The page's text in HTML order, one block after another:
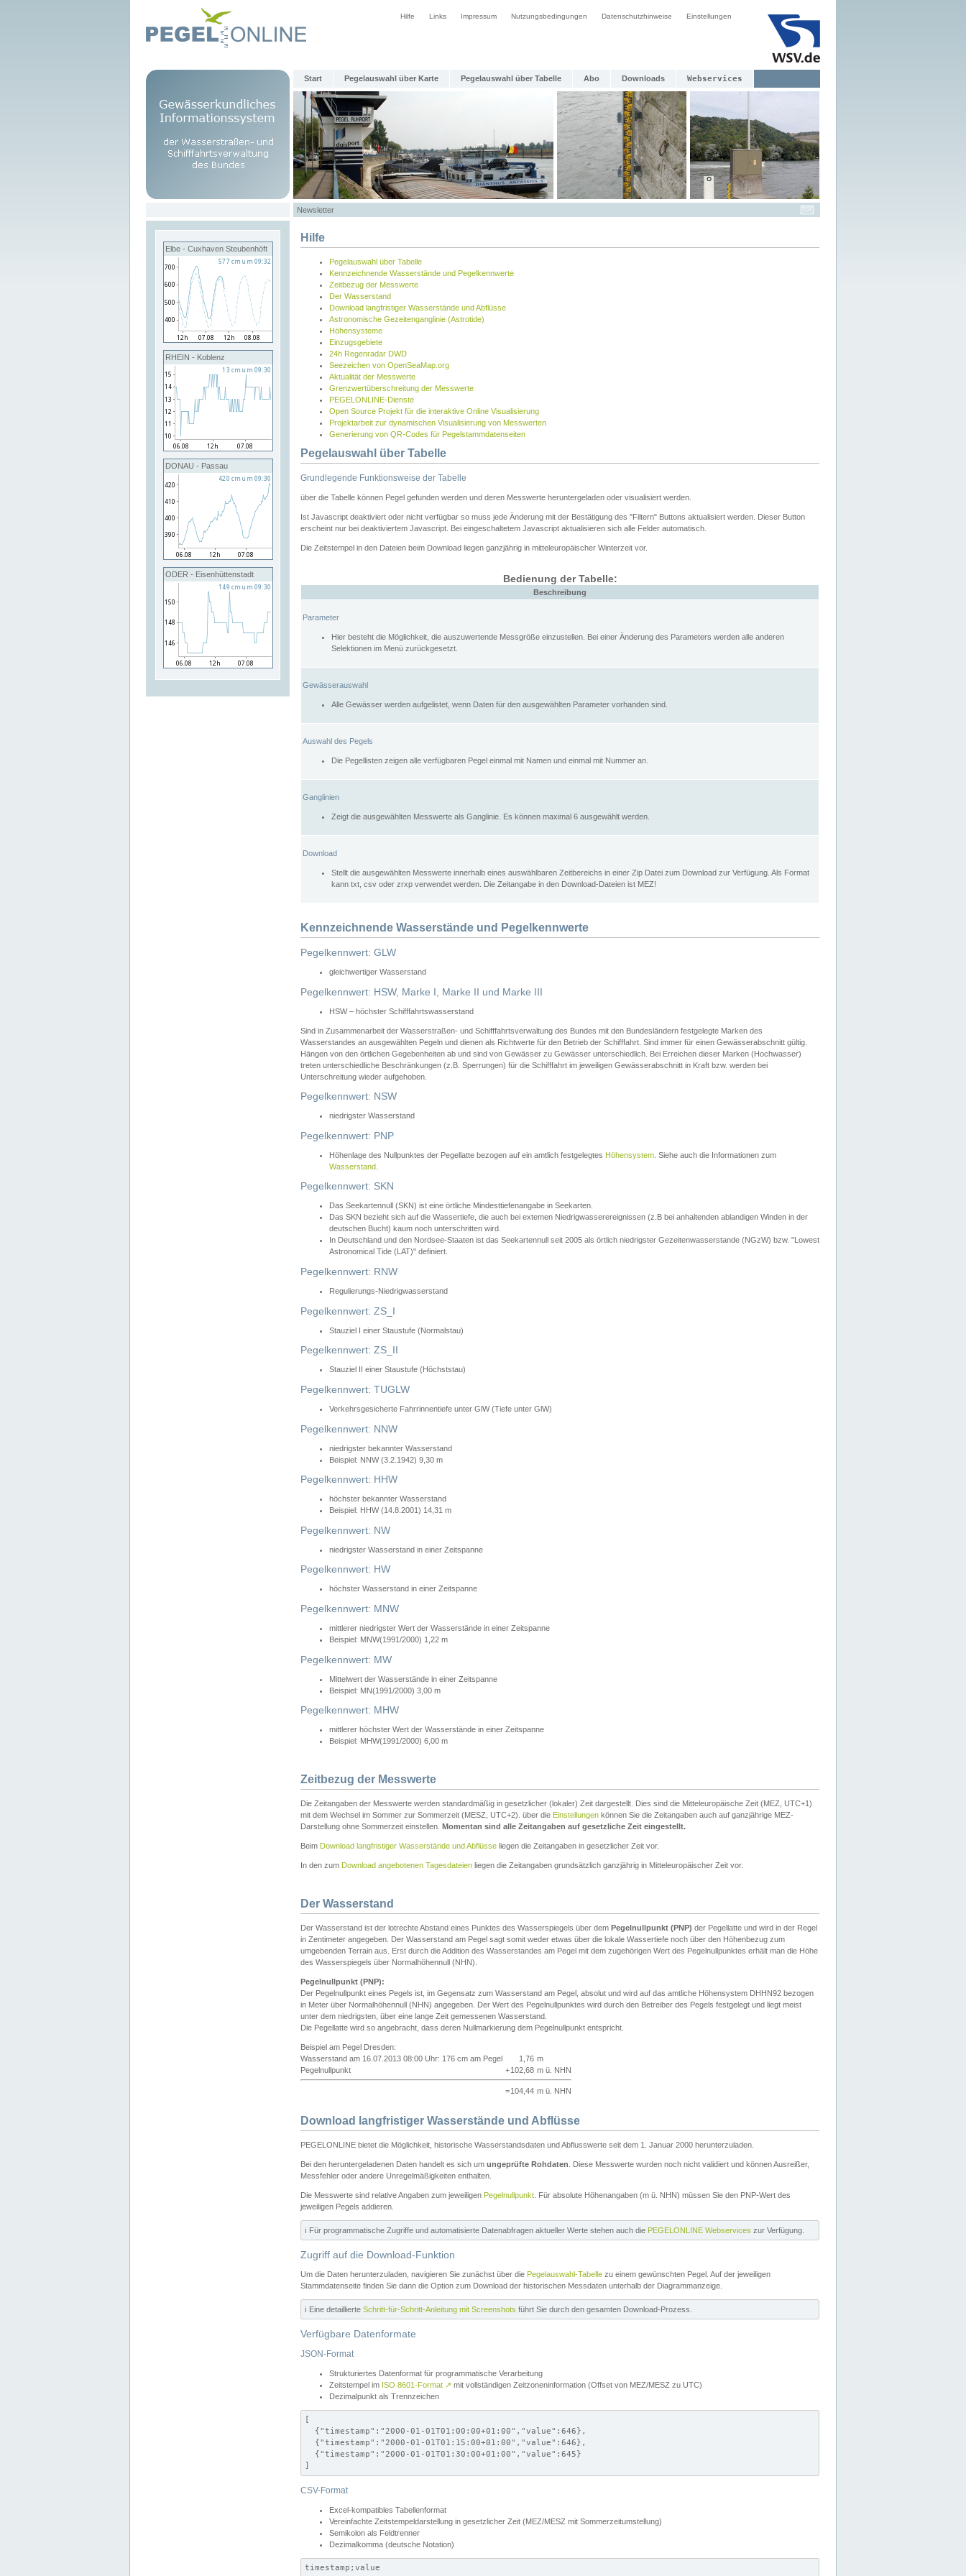
Hilfe Links Impressum Nutzungsbedingungen Datenschutzhinweise Einstellungen
Start Pegelauswahl über Karte Pegelauswahl über Tabelle Abo Downloads Webservices
Newsletter
Elbe - Cuxhaven Steubenhöft
RHEIN - Koblenz
DONAU - Passau
ODER - Eisenhüttenstadt
Hilfe
Pegelauswahl über Tabelle
Kennzeichnende Wasserstände und Pegelkennwerte
Zeitbezug der Messwerte
Der Wasserstand
Download langfristiger Wasserstände und Abflüsse
Astronomische Gezeitenganglinie (Astrotide)
Höhensysteme
Einzugsgebiete
24h Regenradar DWD
Seezeichen von OpenSeaMap.org
Aktualität der Messwerte
Grenzwertüberschreitung der Messwerte
PEGELONLINE-Dienste
Open Source Projekt für die interaktive Online Visualisierung
Projektarbeit zur dynamischen Visualisierung von Messwerten
Generierung von QR-Codes für Pegelstammdatenseiten
Pegelauswahl über Tabelle
Grundlegende Funktionsweise der Tabelle
über die Tabelle können Pegel gefunden werden und deren Messwerte heruntergeladen oder visualisiert werden.
Ist Javascript deaktiviert oder nicht verfügbar so muss jede Änderung mit der Bestätigung des "Filtern" Buttons aktualisiert werden. Dieser Button
erscheint nur bei deaktiviertem Javascript. Bei eingeschaltetem Javascript aktualisieren sich alle Felder automatisch.
Die Zeitstempel in den Dateien beim Download liegen ganzjährig in mitteleuropäischer Winterzeit vor.
Bedienung der Tabelle:
Beschreibung
Parameter
Hier besteht die Möglichkeit, die auszuwertende Messgröße einzustellen. Bei einer Änderung des Parameters werden alle anderen
Selektionen im Menü zurückgesetzt.
Gewässerauswahl
Alle Gewässer werden aufgelistet, wenn Daten für den ausgewählten Parameter vorhanden sind.
Auswahl des Pegels
Die Pegellisten zeigen alle verfügbaren Pegel einmal mit Namen und einmal mit Nummer an.
Ganglinien
Zeigt die ausgewählten Messwerte als Ganglinie. Es können maximal 6 ausgewählt werden.
Download
Stellt die ausgewählten Messwerte innerhalb eines auswählbaren Zeitbereichs in einer Zip Datei zum Download zur Verfügung. Als Format
kann txt, csv oder zrxp verwendet werden. Die Zeitangabe in den Download-Dateien ist MEZ!
Kennzeichnende Wasserstände und Pegelkennwerte
Pegelkennwert: GLW
gleichwertiger Wasserstand
Pegelkennwert: HSW, Marke I, Marke II und Marke III
HSW – höchster Schifffahrtswasserstand
Sind in Zusammenarbeit der Wasserstraßen- und Schifffahrtsverwaltung des Bundes mit den Bundesländern festgelegte Marken des
Wasserstandes an ausgewählten Pegeln und dienen als Richtwerte für den Betrieb der Schifffahrt. Sind immer für einen Gewässerabschnitt gültig.
Hängen von den örtlichen Gegebenheiten ab und sind von Gewässer zu Gewässer unterschiedlich. Bei Erreichen dieser Marken (Hochwasser)
treten unterschiedliche Beschränkungen (z.B. Sperrungen) für die Schifffahrt im jeweiligen Gewässerabschnitt in Kraft bzw. werden bei
Unterschreitung wieder aufgehoben.
Pegelkennwert: NSW
niedrigster Wasserstand
Pegelkennwert: PNP
Höhenlage des Nullpunktes der Pegellatte bezogen auf ein amtlich festgelegtes Höhensystem . Siehe auch die Informationen zum
Wasserstand
Pegelkennwert: SKN
Das Seekartennull (SKN) ist eine örtliche Mindesttiefenangabe in Seekarten.
Das SKN bezieht sich auf die Wassertiefe, die auch bei extemen Niedrigwasserereignissen (z.B bei anhaltenden ablandigen Winden in der
deutschen Bucht) kaum noch unterschritten wird.
In Deutschland und den Nordsee-Staaten ist das Seekartennull seit 2005 als örtlich niedrigster Gezeitenwasserstande (NGzW) bzw. "Lowest
Astronomical Tide (LAT)" definiert.
Pegelkennwert: RNW
Regulierungs-Niedrigwasserstand
Pegelkennwert: ZS_I
Stauziel I einer Staustufe (Normalstau)
Pegelkennwert: ZS_II
Stauziel II einer Staustufe (Höchststau)
Pegelkennwert: TUGLW
Verkehrsgesicherte Fahrrinnentiefe unter GlW (Tiefe unter GlW)
Pegelkennwert: NNW
niedrigster bekannter Wasserstand
Beispiel: NNW (3.2.1942) 9,30 m
Pegelkennwert: HHW
höchster bekannter Wasserstand
Beispiel: HHW (14.8.2001) 14,31 m
Pegelkennwert: NW
niedrigster Wasserstand in einer Zeitspanne
Pegelkennwert: HW
höchster Wasserstand in einer Zeitspanne
Pegelkennwert: MNW
mittlerer niedrigster Wert der Wasserstände in einer Zeitspanne
Beispiel: MNW(1991/2000) 1,22 m
Pegelkennwert: MW
Mittelwert der Wasserstände in einer Zeitspanne
Beispiel: MN(1991/2000) 3,00 m
Pegelkennwert: MHW
mittlerer höchster Wert der Wasserstände in einer Zeitspanne
Beispiel: MHW(1991/2000) 6,00 m
Zeitbezug der Messwerte
Die Zeitangaben der Messwerte werden standardmäßig in gesetzlicher (lokaler) Zeit dargestellt. Dies sind die Mitteleuropäische Zeit (MEZ, UTC+1)
mit dem Wechsel im Sommer zur Sommerzeit (MESZ, UTC+2). über die Einstellungen können Sie die Zeitangaben auch auf ganzjährige MEZ-
Darstellung ohne Sommerzeit einstellen. Momentan sind alle Zeitangaben auf gesetzliche Zeit eingestellt.
Beim Download langfristiger Wasserstände und Abflüsse liegen die Zeitangaben in gesetzlicher Zeit vor.
In den zum Download angebotenen Tagesdateien liegen die Zeitangaben grundsätzlich ganzjährig in Mitteleuropäischer Zeit vor.
Der Wasserstand
Der Wasserstand ist der lotrechte Abstand eines Punktes des Wasserspiegels über dem Pegelnullpunkt (PNP) der Pegellatte und wird in der Regel
in Zentimeter angegeben. Der Wasserstand am Pegel sagt somit weder etwas über die lokale Wassertiefe noch über den Höhenbezug zum
umgebenden Terrain aus. Erst durch die Addition des Wasserstandes am Pegel mit dem zugehörigen Wert des Pegelnullpunktes erhält man die Höhe
des Wasserspiegels über Normalhöhennull (NHN).
Pegelnullpunkt (PNP):
Der Pegelnullpunkt eines Pegels ist, im Gegensatz zum Wasserstand am Pegel, absolut und wird auf das amtliche Höhensystem DHHN92 bezogen
in Meter über Normalhöhennull (NHN) angegeben. Der Wert des Pegelnullpunktes wird durch den Betreiber des Pegels festgelegt und liegt meist
unter dem niedrigsten, über eine lange Zeit gemessenen Wasserstand.
Die Pegellatte wird so angebracht, dass deren Nullmarkierung dem Pegelnullpunkt entspricht.
Beispiel am Pegel Dresden:
Wasserstand am 16.07.2013 08:00 Uhr: 176 cm am Pegel
1,76 m
Pegelnullpunkt
+102,68 m ü. NHN
=104,44 m ü. NHN
Download langfristiger Wasserstände und Abflüsse
PEGELONLINE bietet die Möglichkeit, historische Wasserstandsdaten und Abflusswerte seit dem 1. Januar 2000 herunterzuladen.
Bei den heruntergeladenen Daten handelt es sich um ungeprüfte Rohdaten . Diese Messwerte wurden noch nicht validiert und können Ausreißer,
Messfehler oder andere Unregelmäßigkeiten enthalten.
Die Messwerte sind relative Angaben zum jeweiligen Pegelnullpunkt . Für absolute Höhenangaben (m ü. NHN) müssen Sie den PNP-Wert des
jeweiligen Pegels addieren.
ℹ️ Für programmatische Zugriffe und automatisierte Datenabfragen aktueller Werte stehen auch die PEGELONLINE Webservices zur Verfügung.
Zugriff auf die Download-Funktion
Um die Daten herunterzuladen, navigieren Sie zunächst über die Pegelauswahl-Tabelle zu einem gewünschten Pegel. Auf der jeweiligen
Stammdatenseite finden Sie dann die Option zum Download der historischen Messdaten unterhalb der Diagrammanzeige.
ℹ️ Eine detaillierte Schritt-für-Schritt-Anleitung mit Screenshots führt Sie durch den gesamten Download-Prozess.
Verfügbare Datenformate
JSON-Format
Strukturiertes Datenformat für programmatische Verarbeitung
Zeitstempel im ISO 8601-Format ↗ mit vollständigen Zeitzoneninformation (Offset von MEZ/MESZ zu UTC)
Dezimalpunkt als Trennzeichen
[
  {"timestamp":"2000-01-01T01:00:00+01:00","value":646},
  {"timestamp":"2000-01-01T01:15:00+01:00","value":646},
  {"timestamp":"2000-01-01T01:30:00+01:00","value":645}
]
CSV-Format
Excel-kompatibles Tabellenformat
Vereinfachte Zeitstempeldarstellung in gesetzlicher Zeit (MEZ/MESZ mit Sommerzeitumstellung)
Semikolon als Feldtrenner
Dezimalkomma (deutsche Notation)
timestamp;value